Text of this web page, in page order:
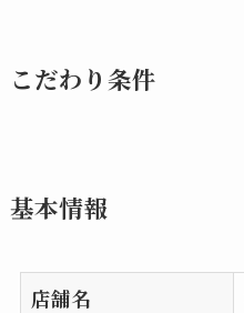
こだわり条件
基本情報
店舗名